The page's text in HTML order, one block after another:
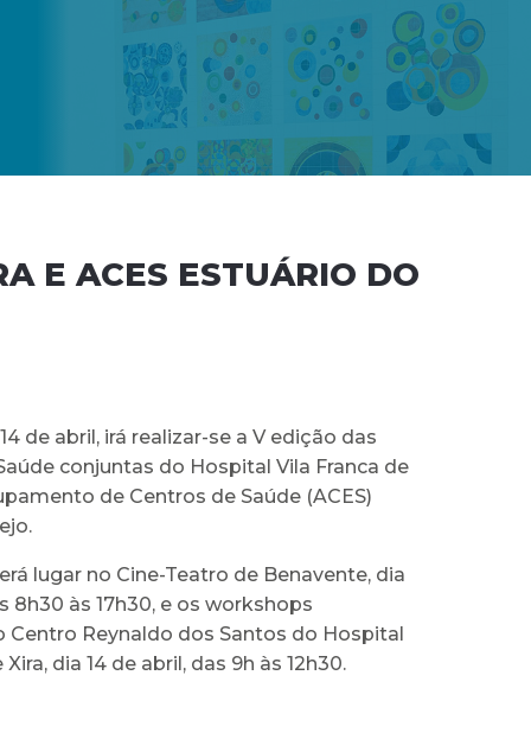
E ACES ESTUÁRIO DO
de abril, irá realizar-se a V edição das
conjuntas do Hospital Vila Franca de
de Centros de Saúde (ACES)
lugar no Cine-Teatro de Benavente, dia
8h30 às 17h30, e os workshops
Centro Reynaldo dos Santos do Hospital
dia 14 de abril, das 9h às 12h30.